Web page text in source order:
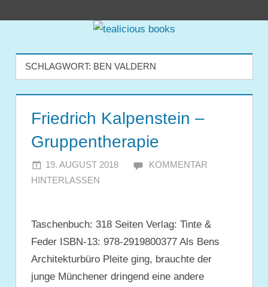
tealicious
books
SCHLAGWORT: BEN VALDERN
Friedrich Kalpenstein –
Gruppentherapie
19. AUGUST 2018 JULIA
KOMMENTAR
HINTERLASSEN
Taschenbuch: 318 Seiten Verlag: Tinte &
Feder ISBN-13: 978-2919800377 Als Bens
Architekturbüro Pleite ging, brauchte der
junge Münchener dringend eine andere